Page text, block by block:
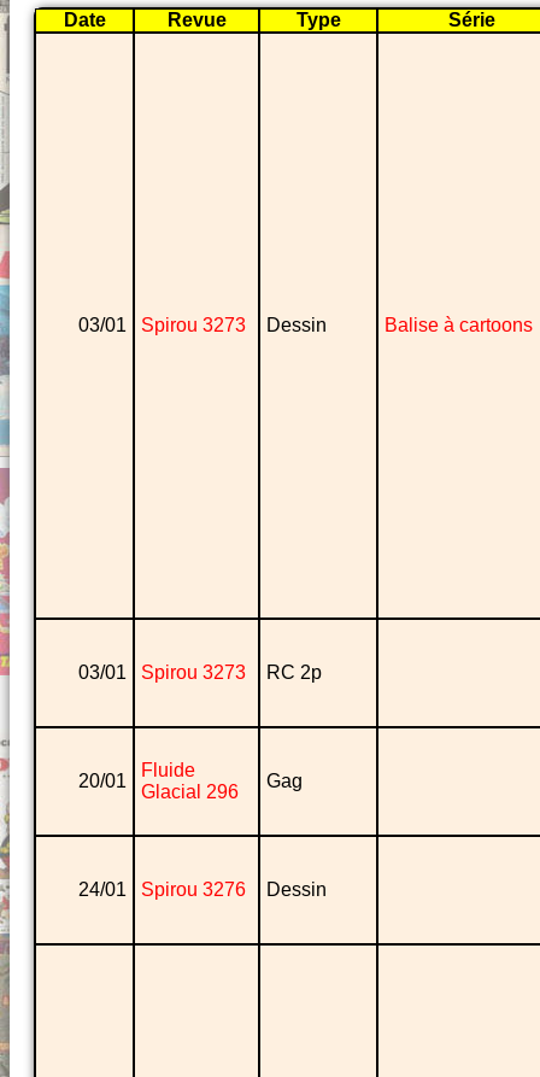
Date Revue Type Série
03/01 Spirou 3273 Dessin Balise à cartoons
03/01 Spirou 3273 RC 2p
20/01
Fluide
Glacial 296
Gag
24/01 Spirou 3276 Dessin